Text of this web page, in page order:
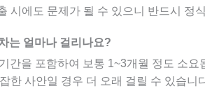
시에도 문제가 될 수 있으니 반드시 정
는 얼마나 걸리나요?
간을 포함하여 보통 1~3개월 정도 소요
한 사안일 경우 더 오래 걸릴 수 있습니